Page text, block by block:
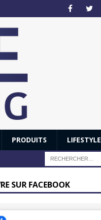
PRODUITS LIFESTYLE
SUR FACEBOOK